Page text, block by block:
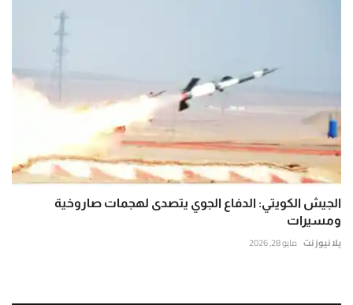
الجيش الكويتي: الدفاع الجوي يتصدى لهجمات صاروخية
ومسيرات
يلا نيوز نت مايو 28, 2026